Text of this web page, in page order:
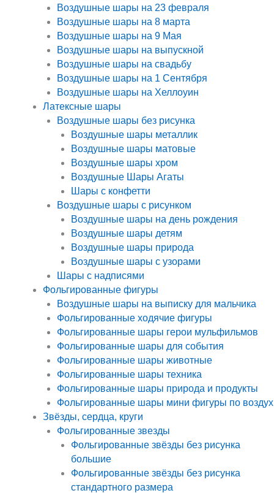
Воздушные шары на 23 февраля
Воздушные шары на 8 марта
Воздушные шары на 9 Мая
Воздушные шары на выпускной
Воздушные шары на свадьбу
Воздушные шары на 1 Сентября
Воздушные шары на Хеллоуин
Латексные шары
Воздушные шары без рисунка
Воздушные шары металлик
Воздушные шары матовые
Воздушные шары хром
Воздушные Шары Агаты
Шары с конфетти
Воздушные шары с рисунком
Воздушные шары на день рождения
Воздушные шары детям
Воздушные шары природа
Воздушные шары с узорами
Шары с надписями
Фольгированные фигуры
Воздушные шары на выписку для мальчика
Фольгированные ходячие фигуры
Фольгированные шары герои мульфильмов
Фольгированные шары для события
Фольгированные шары животные
Фольгированные шары техника
Фольгированные шары природа и продукты
Фольгированные шары мини фигуры по воздух
Звёзды, сердца, круги
Фольгированные звезды
Фольгированные звёзды без рисунка
большие
Фольгированные звёзды без рисунка
стандартного размера